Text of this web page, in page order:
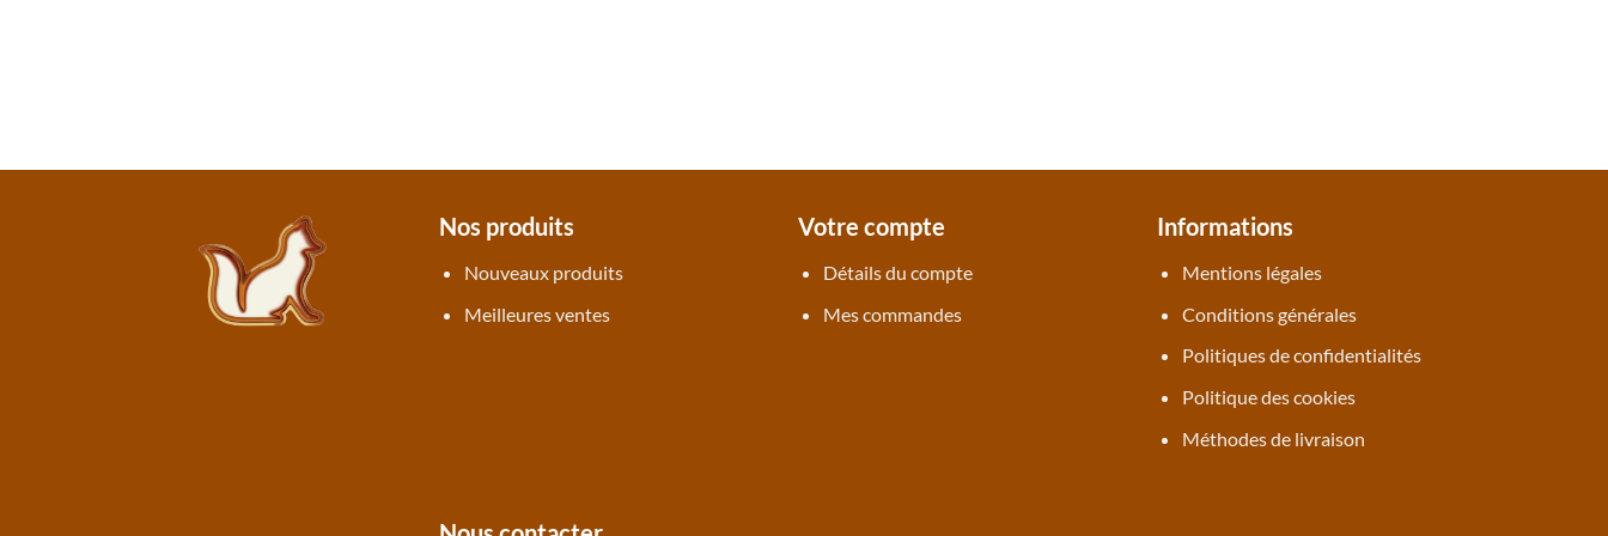
Nos produits
Nouveaux produits
Meilleures ventes
Votre compte
Détails du compte
Mes commandes
Informations
Mentions légales
Conditions générales
Politiques de confidentialités
Politique des cookies
Méthodes de livraison